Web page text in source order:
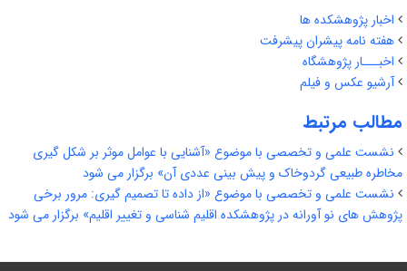
اخبار پژوهشکده ها
هفته نامه پیشران پیشرفت
اخبـــار پژوهشگاه
آرشیو عکس و فیلم
مطالب مرتبط
نشست علمی و تخصصی با موضوع «آشنایی با عوامل موثر بر شکل گیری
مخاطره طبیعی گردوخاک و پیش بینی عددی آن» برگزار می شود
نشست علمی و تخصصی با موضوع «از داده تا تصمیم گیری: مرور برخی
پژوهش های نو آورانه در پژوهشکده اقلیم شناسی و تغییر اقلیم» برگزار می شود